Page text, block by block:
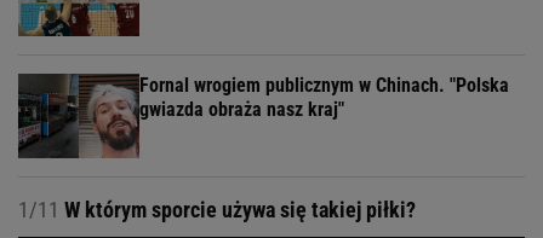
Fornal wrogiem publicznym w Chinach. "Polska
gwiazda obraża nasz kraj"
1/11 W którym sporcie używa się takiej piłki?